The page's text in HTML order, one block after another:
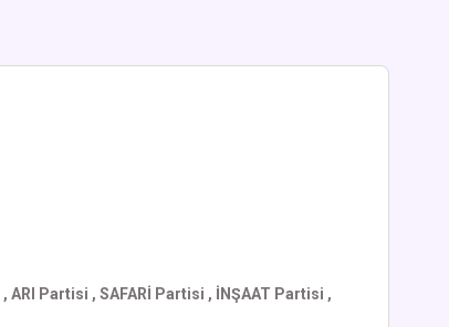
,ARI Partisi ,SAFARİ Partisi , İNŞAAT Partisi ,